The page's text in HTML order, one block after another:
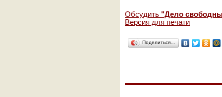
Обсудить "Дело
Версия для печати
Поделиться…